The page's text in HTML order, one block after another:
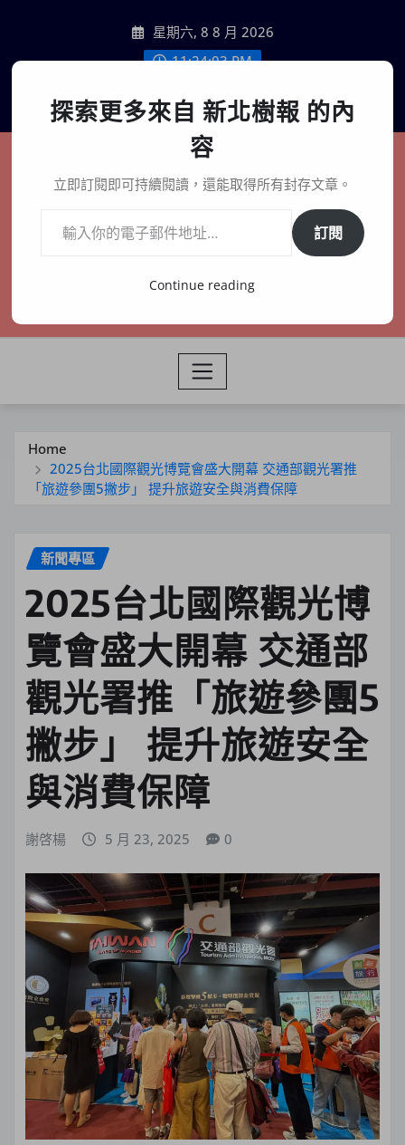
content
星期六, 8 8 月 2026
11:24:05 PM
聯絡我們
新北樹報
在地、記憶、連結、創生
Home
2025台北國際觀光博覽會盛大開幕 交通部觀光署推
「旅遊參團5撇步」 提升旅遊安全與消費保障
新聞專區
2025台北國際觀光博
覽會盛大開幕 交通部
觀光署推「旅遊參團5
撇步」 提升旅遊安全
與消費保障
謝啓楊 5 月 23, 2025 0
探索更多來自 新北樹報 的內
容
立即訂閱即可持續閱讀，還能取得所有封存文章。
訂閱
Continue reading